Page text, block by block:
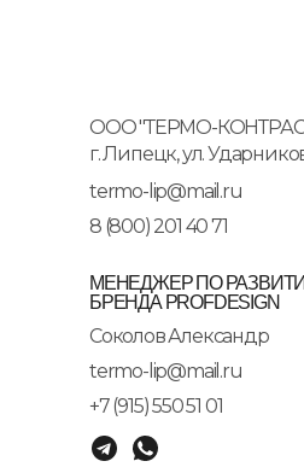
ООО "ТЕРМО-
г. Липецк, ул.
termo-lip@mail.ru
8 (800) 201 40 71
Соколов Александр
termo-lip@mail.ru
+7 (915) 550 51 01
МЕНЕДЖЕР ПО
БРЕНДА PROFDESIGN